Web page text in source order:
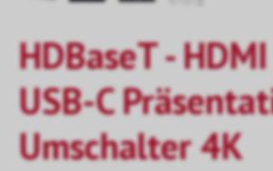
HDBaseT -
USB-C
Umschalter 4K